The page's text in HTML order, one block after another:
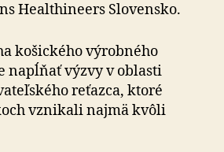
Healthineers Slovensko.
košického výrobného
napĺňať výzvy v oblasti
reťazca, ktoré
vznikali najmä kvôli